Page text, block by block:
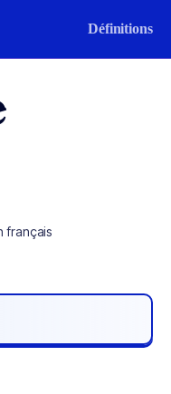
Définitions
français